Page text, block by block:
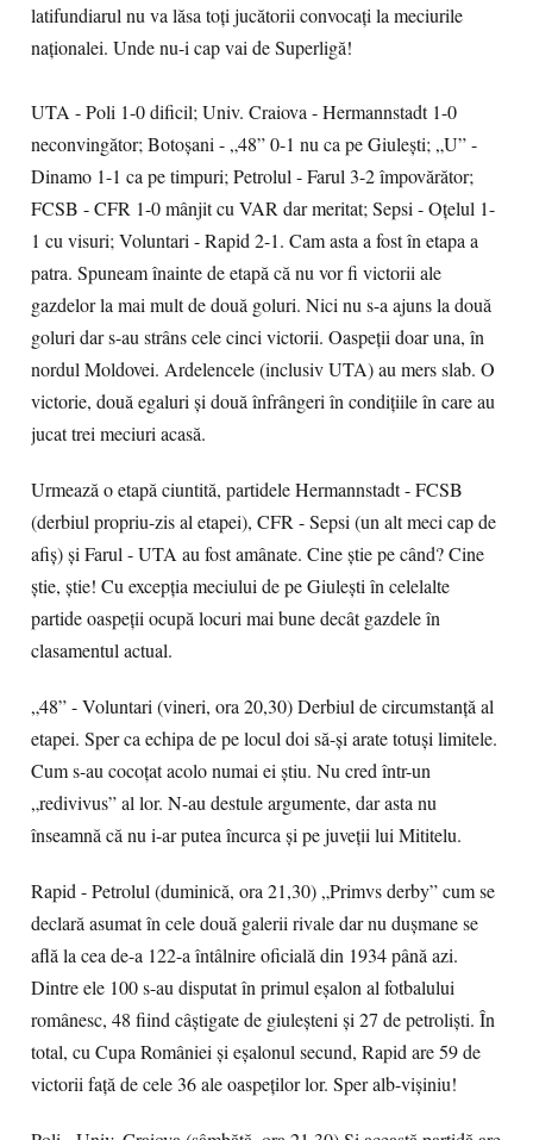
latifundiarul nu va lăsa toți jucătorii convocați la meciurile
naționalei. Unde nu-i cap vai de Superligă!
UTA - Poli 1-0 dificil; Univ. Craiova - Hermannstadt 1-0
neconvingător; Botoșani - „48” 0-1 nu ca pe Giulești; „U” -
Dinamo 1-1 ca pe timpuri; Petrolul - Farul 3-2 împovărător;
FCSB - CFR 1-0 mânjit cu VAR dar meritat; Sepsi - Oțelul 1-
1 cu visuri; Voluntari - Rapid 2-1. Cam asta a fost în etapa a
patra. Spuneam înainte de etapă că nu vor fi victorii ale
gazdelor la mai mult de două goluri. Nici nu s-a ajuns la două
goluri dar s-au strâns cele cinci victorii. Oaspeții doar una, în
nordul Moldovei. Ardelencele (inclusiv UTA) au mers slab. O
victorie, două egaluri și două înfrângeri în condițiile în care au
jucat trei meciuri acasă.
Urmează o etapă ciuntită, partidele Hermannstadt - FCSB
(derbiul propriu-zis al etapei), CFR - Sepsi (un alt meci cap de
afiș) și Farul - UTA au fost amânate. Cine știe pe când? Cine
știe, știe! Cu excepția meciului de pe Giulești în celelalte
partide oaspeții ocupă locuri mai bune decât gazdele în
clasamentul actual.
„48” - Voluntari (vineri, ora 20,30) Derbiul de circumstanță al
etapei. Sper ca echipa de pe locul doi să-și arate totuși limitele.
Cum s-au cocoțat acolo numai ei știu. Nu cred într-un
„redivivus” al lor. N-au destule argumente, dar asta nu
înseamnă că nu i-ar putea încurca și pe juveții lui Mititelu.
Rapid - Petrolul (duminică, ora 21,30) „Primvs derby” cum se
declară asumat în cele două galerii rivale dar nu dușmane se
află la cea de-a 122-a întâlnire oficială din 1934 până azi.
Dintre ele 100 s-au disputat în primul eșalon al fotbalului
românesc, 48 fiind câștigate de giuleșteni și 27 de petroliști. În
total, cu Cupa României și eșalonul secund, Rapid are 59 de
victorii față de cele 36 ale oaspeților lor. Sper alb-vișiniu!